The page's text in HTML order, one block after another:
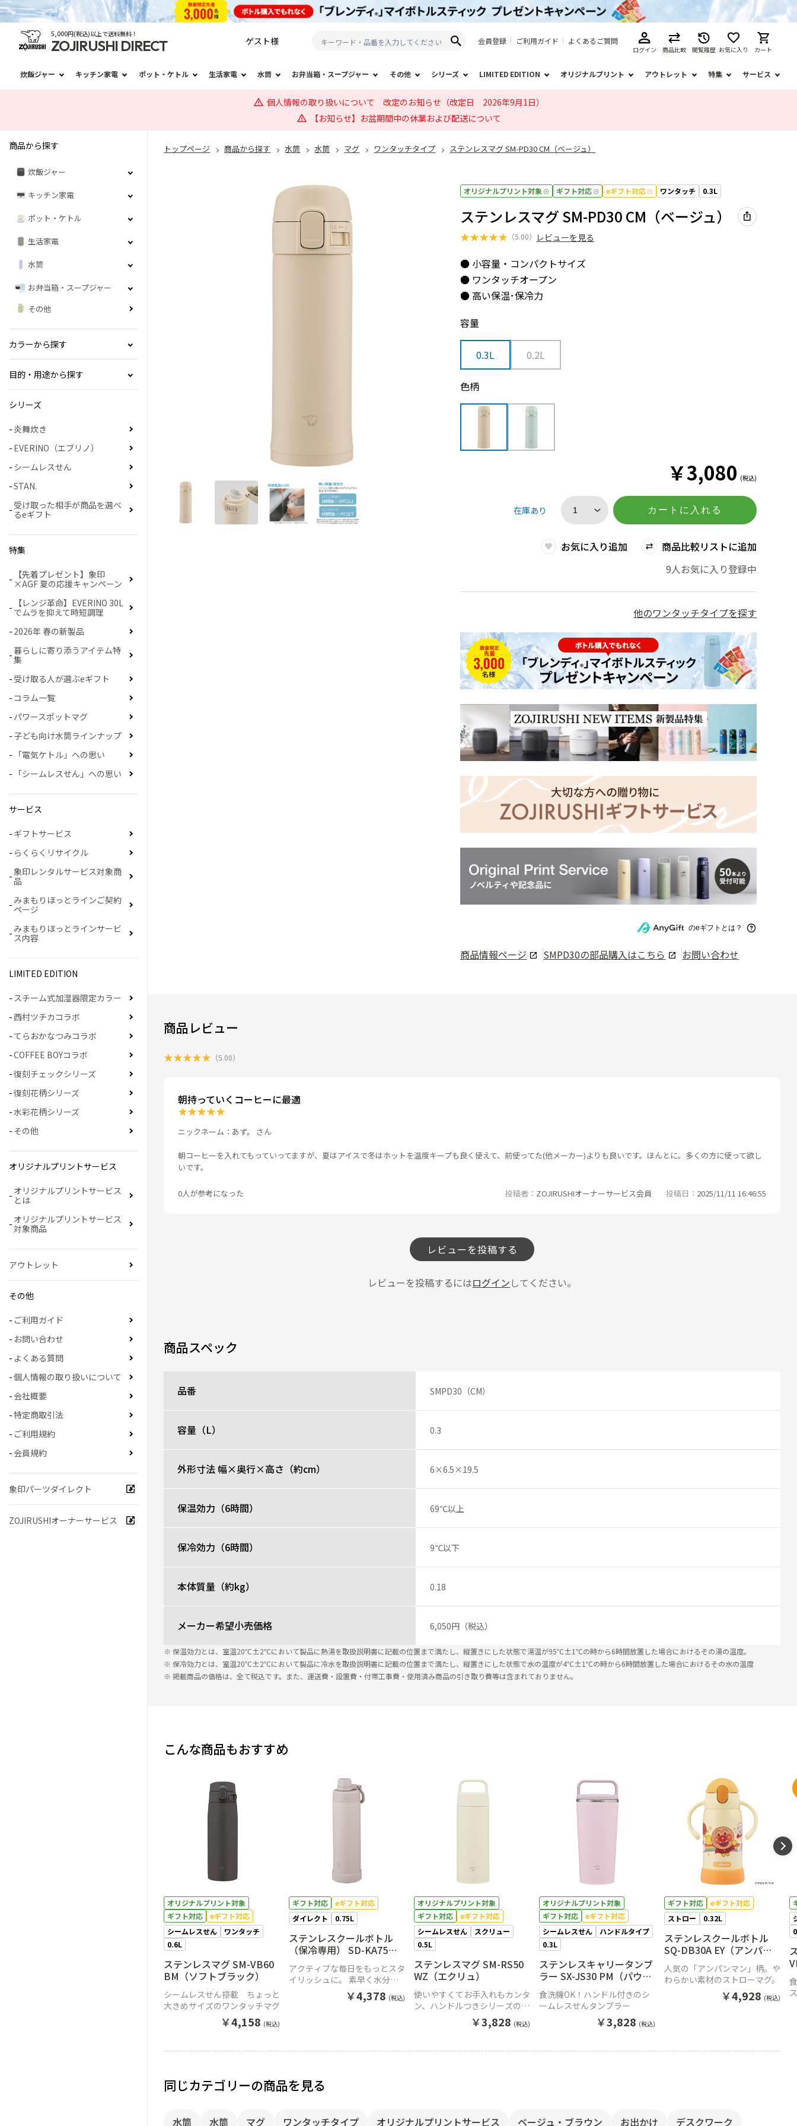
5,000円(税込)以上で送料無料！
ZOJIRUSHI DIRECT ゲスト様 会員登録 ご利用ガイド よくあるご質問
ログイン 商品比較 閲覧履歴 お気に入り カート
炊飯ジャー キッチン家電 ポット・ケトル 生活家電 水筒 お弁当箱・スープジャー その他 シリーズ LIMITED EDITION オリジナルプリント アウトレット 特集 サービス
個人情報の取り扱いについて 改定のお知らせ（改定日 2026年9月1日）
【お知らせ】お盆期間中の休業および配送について
トップページ 商品から探す 水筒 水筒 マグ ワンタッチタイプ ステンレスマグ SM-PD30 CM（ベージュ）
オリジナルプリント対象 ギフト対応 eギフト対応 ワンタッチ 0.3L
ステンレスマグ SM-PD30 CM（ベージュ）
★★★★★ （5.00） レビューを見る
● 小容量・コンパクトサイズ
● ワンタッチオープン
● 高い保温･保冷力
容量
0.3L 0.2L
色柄
￥3,080 (税込)
在庫あり カートに入れる
お気に入り追加
商品比較リストに追加
9人お気に入り登録中
他のワンタッチタイプを探す
のeギフトとは？
商品情報ページ SMPD30の部品購入はこちら お問い合わせ
商品レビュー
★★★★★ （5.00）
朝持っていくコーヒーに最適
★★★★★
ニックネーム：あず。 さん
朝コーヒーを入れてもっていってますが、夏はアイスで冬はホットを温度キープも良く使えて、前使ってた(他メーカー)よりも良いです。ほんとに。多くの方に使って欲し
いです。
0人が参考になった 投稿者 ZOJIRUSHIオーナーサービス会員 投稿日 2025/11/11 16:46:55
レビューを投稿する
レビューを投稿するにはログイン してください。
商品スペック
品番 SMPD30（CM）
容量（L） 0.3
外形寸法 幅×奥行×高さ（約cm） 6×6.5×19.5
保温効力（6時間） 69℃以上
保冷効力（6時間） 9℃以下
本体質量（約kg） 0.18
メーカー希望小売価格 6,050円（税込）
※ 保温効力とは、室温20℃±2℃において製品に熱湯を取扱説明書に記載の位置まで満たし、縦置きにした状態で湯温が95℃±1℃の時から6時間放置した場合におけるその湯の温度。
※ 保冷効力とは、室温20℃±2℃において製品に冷水を取扱説明書に記載の位置まで満たし、縦置きにした状態で水の温度が4℃±1℃の時から6時間放置した場合におけるその水の温度
※ 掲載商品の価格は、全て税込です。また、運送費・設置費・付帯工事費・使用済み商品の引き取り費等は含まれておりません。
こんな商品もおすすめ
オリジナルプリント対象
ギフト対応
eギフト対応
シームレスせん
ワンタッチ
0.6L
ステンレスマグ SM-VB60
BM（ソフトブラック）
シームレスせん搭載 ちょっと
大きめサイズのワンタッチマグ
￥4,158 (税込)
ギフト対応
eギフト対応
ダイレクト
0.75L
ステンレスクールボトル
（保冷専用） SD-KA75
HM（ミスティグレー）
アクティブな毎日をもっとスタ
イリッシュに。 素早く水分補
給ができる、新感覚のクールボ
￥4,378 (税込)
オリジナルプリント対象
ギフト対応
eギフト対応
シームレスせん
スクリュー
0.5L
ステンレスマグ SM-RS50
WZ（エクリュ）
使いやすくてお手入れもカンタ
ン、ハンドルつきシリーズのス
￥3,828 (税込)
オリジナルプリント対象
ギフト対応
eギフト対応
シームレスせん
ハンドルタイプ
0.3L
ステンレスキャリータンブ
ラー SX-JS30 PM（パウダ
リーピンク）
食洗機OK！ハンドル付きのシ
ームレスせんタンブラー
￥3,828 (税込)
ギフト対応
eギフト対応
ストロー
0.32L
ステンレスクールボトル
SQ-DB30A EY（アンパン
マン）
人気の「アンパンマン」柄。や
わらかい素材のストローマグ。
￥4,928 (税込)
同じカテゴリーの商品を見る
水筒 水筒 マグ ワンタッチタイプ オリジナルプリントサービス ベージュ・ブラウン お出かけ デスクワーク
商品から探す
炊飯ジャー
キッチン家電
ポット・ケトル
生活家電
水筒
お弁当箱・スープジャー
その他
カラーから探す
目的・用途から探す
シリーズ
炎舞炊き
EVERINO（エブリノ）
シームレスせん
STAN.
受け取った相手が商品を選べ
るeギフト
特集
【先着プレゼント】象印
×AGF 夏の応援キャンペーン
【レンジ革命】EVERINO 30L
でムラを抑えて時短調理
2026年 春の新製品
暮らしに寄り添うアイテム特
集
受け取る人が選ぶeギフト
コラム一覧
パワースポットマグ
子ども向け水筒ラインナップ
「電気ケトル」への思い
「シームレスせん」への思い
サービス
ギフトサービス
らくらくリサイクル
象印レンタルサービス対象商
品
みまもりほっとラインご契約
ページ
みまもりほっとラインサービ
ス内容
LIMITED EDITION
スチーム式加湿器限定カラー
西村ツチカコラボ
てらおかなつみコラボ
COFFEE BOYコラボ
復刻チェックシリーズ
復刻花柄シリーズ
水彩花柄シリーズ
その他
オリジナルプリントサービス
オリジナルプリントサービス
とは
オリジナルプリントサービス
対象商品
アウトレット
その他
ご利用ガイド
お問い合わせ
よくある質問
個人情報の取り扱いについて
会社概要
特定商取引法
ご利用規約
会員規約
象印パーツダイレクト
ZOJIRUSHIオーナーサービス